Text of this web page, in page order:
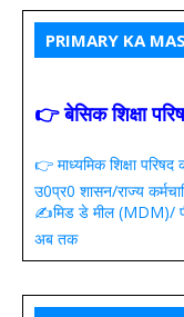
PRIMARY KA
👉 बेसिक शिक्षा
👉 माध्यमिक शिक्षा
उ0प्र0 शासन/राज्य
✍️मिड डे मील (MDM)/
अब तक